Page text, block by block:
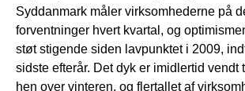
Syddanmark måler virksomhederne på
forventninger hvert kvartal, og
støt stigende siden lavpunktet i 2009,
sidste efterår. Det dyk er imidlertid vendt
hen over vinteren, og flertallet af